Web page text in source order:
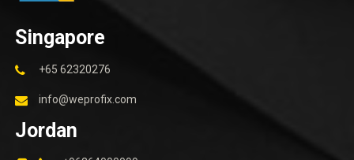
Singapore
+65 62320276
info@weprofix.com
Jordan